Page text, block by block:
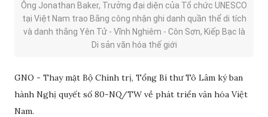
Ông Jonathan Baker, Trưởng đại diện của Tổ chức UNESCO
tại Việt Nam trao Bằng công nhận ghi danh quần thể di tích
và danh thắng Yên Tử - Vĩnh Nghiêm - Côn Sơn, Kiếp Bạc là
Di sản văn hóa thế giới
GNO - Thay mặt Bộ Chính trị, Tổng Bí thư Tô Lâm ký ban
hành Nghị quyết số 80-NQ/TW về phát triển văn hóa Việt
Nam.